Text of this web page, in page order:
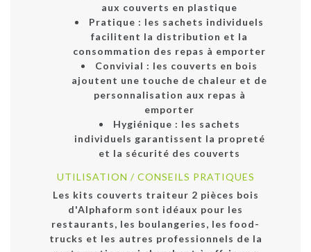
aux couverts en plastique
Pratique : les sachets individuels
facilitent la distribution et la
consommation des repas à emporter
Convivial : les couverts en bois
ajoutent une touche de chaleur et de
personnalisation aux repas à
emporter
Hygiénique : les sachets
individuels garantissent la propreté
et la sécurité des couverts
UTILISATION / CONSEILS PRATIQUES
Les kits couverts traiteur 2 pièces bois
d'Alphaform sont idéaux pour les
restaurants, les boulangeries, les food-
trucks et les autres professionnels de la